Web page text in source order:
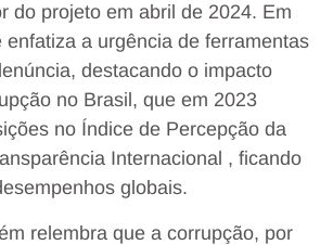
do projeto em abril de 2024. Em
enfatiza a urgência de ferramentas
destacando o impacto
no Brasil, que em 2023
no Índice de Percepção da
Internacional , ficando
globais.
relembra que a corrupção, por